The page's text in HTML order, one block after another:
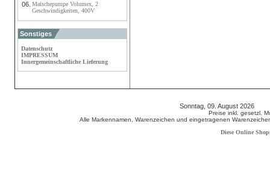
06. Maischepumpe Volumex, 2
Geschwindigkeiten, 400V
Sonstiges
Datenschutz
IMPRESSUM
Innergemeinschaftliche Lieferung
Sonntag, 09. August 2026
Preise inkl. gesetzl.
Alle Markennamen, Warenzeichen und eingetragenen
Diese Online